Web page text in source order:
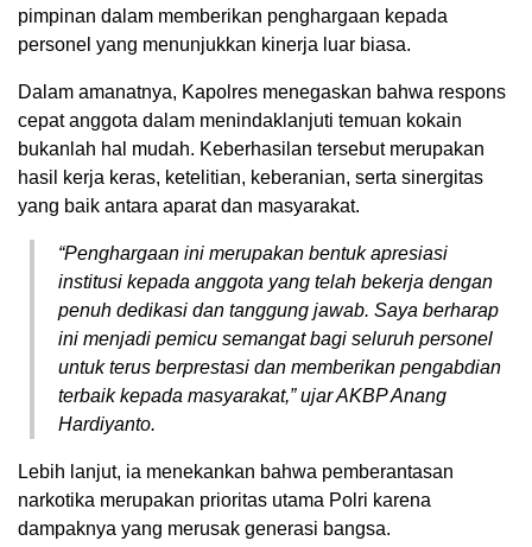
pimpinan dalam memberikan penghargaan kepada
personel yang menunjukkan kinerja luar biasa.
Dalam amanatnya, Kapolres menegaskan bahwa respons
cepat anggota dalam menindaklanjuti temuan kokain
bukanlah hal mudah. Keberhasilan tersebut merupakan
hasil kerja keras, ketelitian, keberanian, serta sinergitas
yang baik antara aparat dan masyarakat.
“Penghargaan ini merupakan bentuk apresiasi
institusi kepada anggota yang telah bekerja dengan
penuh dedikasi dan tanggung jawab. Saya berharap
ini menjadi pemicu semangat bagi seluruh personel
untuk terus berprestasi dan memberikan pengabdian
terbaik kepada masyarakat,” ujar AKBP Anang
Hardiyanto.
Lebih lanjut, ia menekankan bahwa pemberantasan
narkotika merupakan prioritas utama Polri karena
dampaknya yang merusak generasi bangsa.